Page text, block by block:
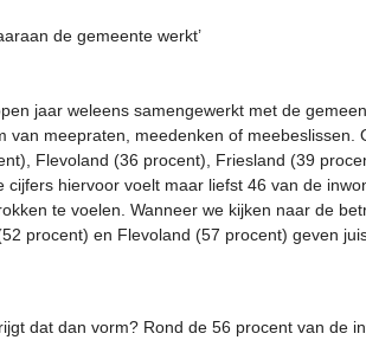
de gemeente werkt’
jaar weleens samengewerkt met de
meepraten, meedenken of
Flevoland (36 procent), Friesland (39
hiervoor voelt maar liefst 46 van de
te voelen. Wanneer we kijken naar de
procent) en Flevoland (57 procent) geven
dat dan vorm? Rond de 56 procent van